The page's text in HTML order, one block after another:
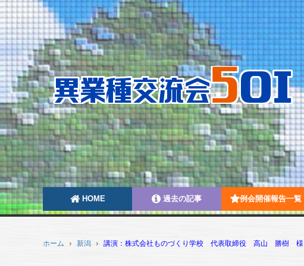
HOME 過去の記事 例会開催報告一覧
ホーム 新潟 講演：株式会社ものづくり学校 代表取締役 高山 勝樹 様